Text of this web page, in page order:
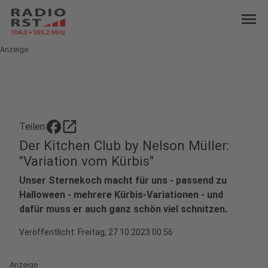
menu
Anzeige
Teilen: open_in_new
Der Kitchen Club by Nelson Müller:
"Variation vom Kürbis"
Unser Sternekoch macht für uns - passend zu
Halloween - mehrere Kürbis-Variationen - und
dafür muss er auch ganz schön viel schnitzen.
Veröffentlicht: Freitag, 27.10.2023 00:56
Anzeige